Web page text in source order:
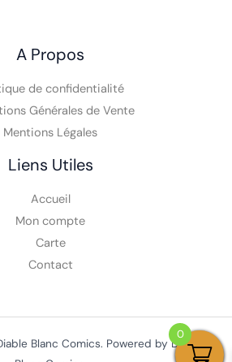
A Propos
de confidentialité
Générales de Vente
Mentions Légales
Liens Utiles
Accueil
Mon compte
Carte
Contact
Blanc Comics. Powered by Diable
0